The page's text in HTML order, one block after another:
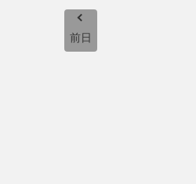
前日